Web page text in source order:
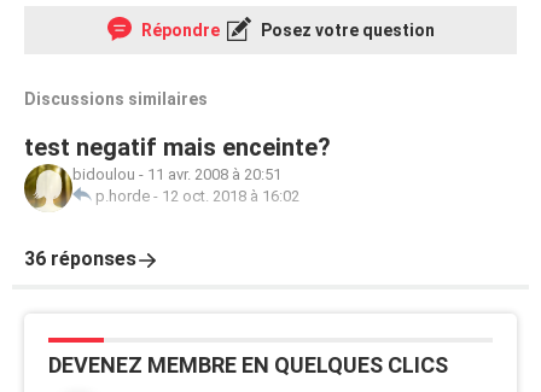
Répondre Posez votre question
Discussions similaires
test negatif mais enceinte?
bidoulou - 11 avr. 2008 à 20:51
p.horde - 12 oct. 2018 à 16:02
36 réponses
DEVENEZ MEMBRE EN QUELQUES CLICS